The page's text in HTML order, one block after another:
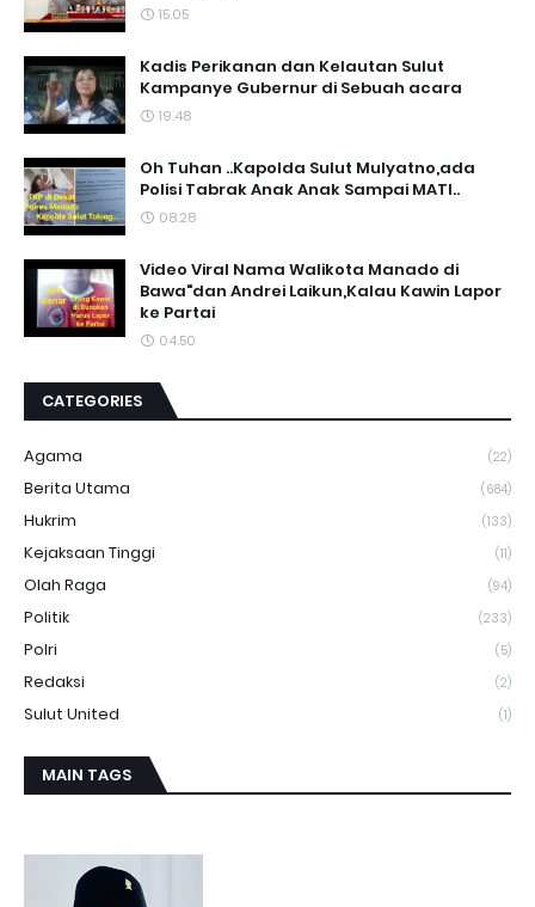
15.05
Kadis Perikanan dan Kelautan Sulut
Kampanye Gubernur di Sebuah acara
19.48
Oh Tuhan ..Kapolda Sulut Mulyatno,ada
Polisi Tabrak Anak Anak Sampai MATI..
08.28
Video Viral Nama Walikota Manado di
Bawa"dan Andrei Laikun,Kalau Kawin Lapor
ke Partai
04.50
CATEGORIES
Agama (22)
Berita Utama (684)
Hukrim (133)
Kejaksaan Tinggi (11)
Olah Raga (94)
Politik (233)
Polri (5)
Redaksi (2)
Sulut United (1)
MAIN TAGS